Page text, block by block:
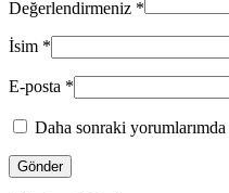
Değerlendirmeniz *
İsim *
E-posta *
Daha sonraki yorumlarımda